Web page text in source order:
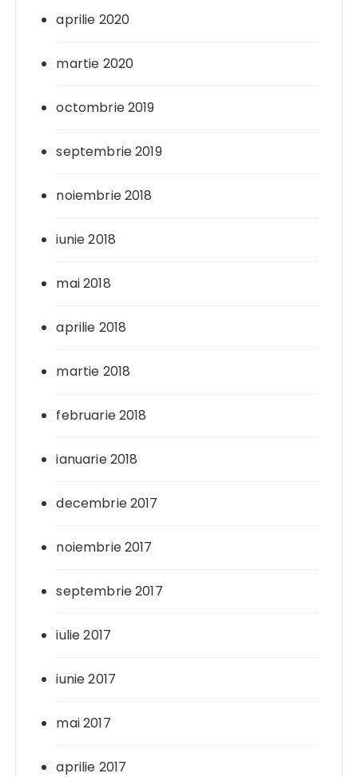
aprilie 2020
martie 2020
octombrie 2019
septembrie 2019
noiembrie 2018
iunie 2018
mai 2018
aprilie 2018
martie 2018
februarie 2018
ianuarie 2018
decembrie 2017
noiembrie 2017
septembrie 2017
iulie 2017
iunie 2017
mai 2017
aprilie 2017